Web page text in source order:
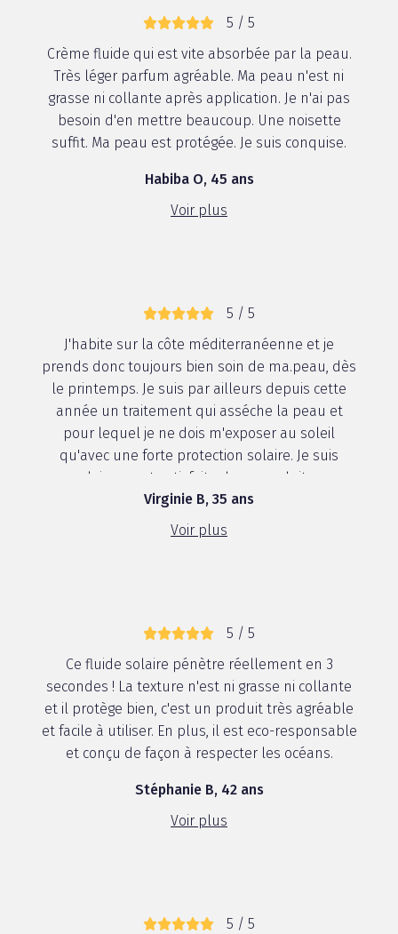
5 / 5
Crème fluide qui est vite absorbée par la peau.
Très léger parfum agréable. Ma peau n'est ni
grasse ni collante après application. Je n'ai pas
besoin d'en mettre beaucoup. Une noisette
suffit. Ma peau est protégée. Je suis conquise.
Habiba O, 45 ans
Voir plus
5 / 5
J'habite sur la côte méditerranéenne et je
prends donc toujours bien soin de ma.peau, dès
le printemps. Je suis par ailleurs depuis cette
année un traitement qui asséche la peau et
pour lequel je ne dois m'exposer au soleil
qu'avec une forte protection solaire. Je suis
pleinement satisfaite de ce produit. ...
Virginie B, 35 ans
Voir plus
5 / 5
Ce fluide solaire pénètre réellement en 3
secondes ! La texture n'est ni grasse ni collante
et il protège bien, c'est un produit très agréable
et facile à utiliser. En plus, il est eco-responsable
et conçu de façon à respecter les océans.
Stéphanie B, 42 ans
Voir plus
5 / 5